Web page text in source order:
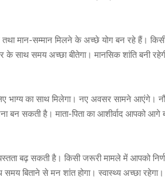
मान-सम्मान मिलने के अच्छे योग बन रहे हैं।
के साथ समय अच्छा बीतेगा। मानसिक शांति बनी
का साथ मिलेगा। नए अवसर सामने आएंगे।
बन सकती है। माता-पिता का आशीर्वाद आपको आगे
बढ़ सकती है। किसी जरूरी मामले में आपको
समय बिताने से मन शांत होगा। स्वास्थ्य अच्छा रहेगा।